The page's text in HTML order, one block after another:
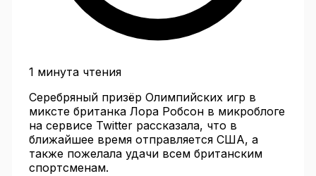
1 минута чтения
Серебряный призёр Олимпийских игр в
миксте британка Лора Робсон в микроблоге
на сервисе Twitter рассказала, что в
ближайшее время отправляется США, а
также пожелала удачи всем британским
спортсменам.